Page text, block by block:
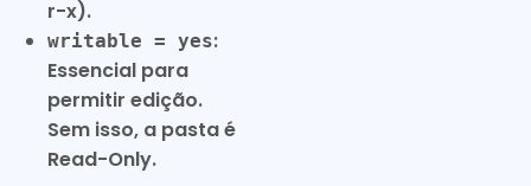
r-x).
writable = yes:
Essencial para
permitir edição.
Sem isso, a pasta é
Read-Only.